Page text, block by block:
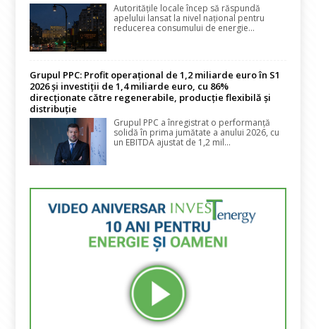
Autoritățile locale încep să răspundă
apelului lansat la nivel național pentru
reducerea consumului de energie...
Grupul PPC: Profit operațional de 1,2 miliarde euro în S1
2026 și investiții de 1,4 miliarde euro, cu 86%
direcționate către regenerabile, producție flexibilă și
distribuție
Grupul PPC a înregistrat o performanță
solidă în prima jumătate a anului 2026, cu
un EBITDA ajustat de 1,2 mil...